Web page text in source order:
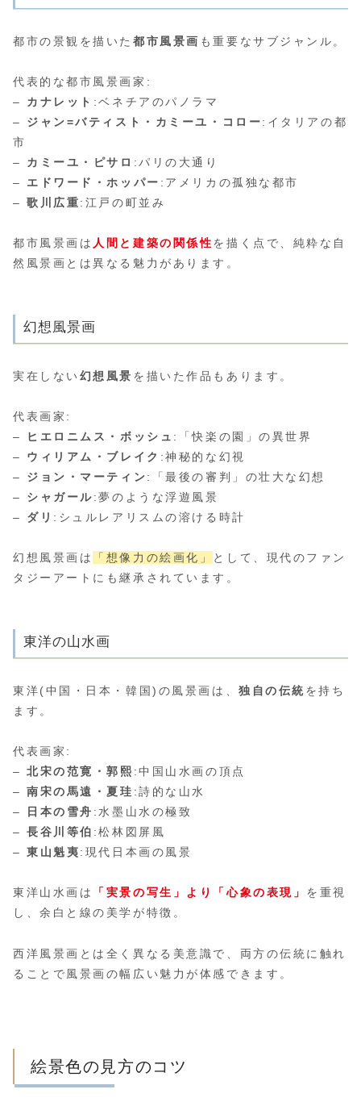
都市の景観を描いた都市風景画 も重要なサブジャンル。
代表的な都市風景画家:
– カナレット :ベネチアのパノラマ
– ジャン=バティスト・カミーユ・コロー:イタリアの都
市
– カミーユ・ピサロ :パリの大通り
– エドワード・ホッパー :アメリカの孤独な都市
–歌川広重:江戸の町並み
都市風景画は 人間と建築の関係性を描く点で、純粋な自
然風景画とは異なる魅力があります。
幻想風景画
実在しない 幻想風景 を描いた作品もあります。
代表画家:
–
ヒエロニムス・ボッシュ :「快楽の園」の異世界
– ウィリアム・ブレイク :神秘的な幻視
– ジョン・マーティン:「最後の審判」の壮大な幻想
– シャガール:夢のような浮遊風景
– ダリ :シュルレアリスムの溶ける時計
幻想風景画は 「想像力の絵画化」 として、現代のファン
タジーアートにも継承されています。
東洋の山水画
東洋(中国・日本・韓国)の風景画は、独自の伝統 を持ち
ます。
代表画家:
–北宋の范寛・郭熙 :中国山水画の頂点
–南宋の馬遠・夏珪 :詩的な山水
–
日本の雪舟 :水墨山水の極致
–長谷川等伯 :松林図屏風
–東山魁夷:現代日本画の風景
東洋山水画は 「実景の写生」より「心象の表現」 を重視
し、余白と線の美学が特徴。
西洋風景画とは全く異なる美意識で、両方の伝統に触れ
ることで風景画の幅広い魅力が体感できます。
絵景色の見方のコツ